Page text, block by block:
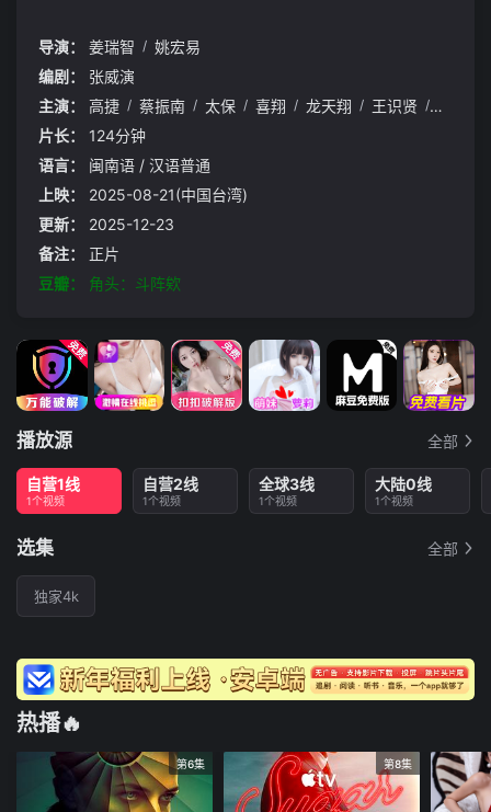
导演： 姜瑞智 / 姚宏易
编剧：
张威演
主演：
高捷 / 蔡振南 / 太保 / 喜翔 / 龙天翔 / 王识贤 / 夏靖庭
片长：
124分钟
语言：
闽南语 / 汉语普通
上映：
2025-08-21(中国台湾)
更新：
2025-12-23
备注：
正片
豆瓣：
角头：斗阵欸
播放源 全部
自营1线
1个视频
自营2线
1个视频
全球3线
1个视频
大陆0线
1个视频
选集 全部
独家4k
热播🔥
第6集 第8集